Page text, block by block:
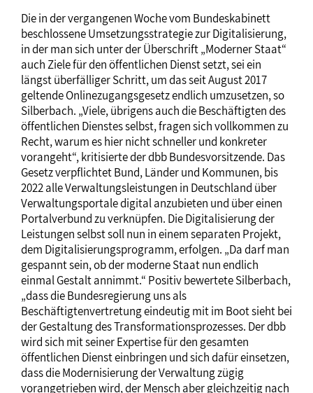
Die in der vergangenen Woche vom Bundeskabinett
beschlossene Umsetzungsstrategie zur Digitalisierung,
in der man sich unter der Überschrift „Moderner Staat“
auch Ziele für den öffentlichen Dienst setzt, sei ein
längst überfälliger Schritt, um das seit August 2017
geltende Onlinezugangsgesetz endlich umzusetzen, so
Silberbach. „Viele, übrigens auch die Beschäftigten des
öffentlichen Dienstes selbst, fragen sich vollkommen zu
Recht, warum es hier nicht schneller und konkreter
vorangeht“, kritisierte der dbb Bundesvorsitzende. Das
Gesetz verpflichtet Bund, Länder und Kommunen, bis
2022 alle Verwaltungsleistungen in Deutschland über
Verwaltungsportale digital anzubieten und über einen
Portalverbund zu verknüpfen. Die Digitalisierung der
Leistungen selbst soll nun in einem separaten Projekt,
dem Digitalisierungsprogramm, erfolgen. „Da darf man
gespannt sein, ob der moderne Staat nun endlich
einmal Gestalt annimmt.“ Positiv bewertete Silberbach,
„dass die Bundesregierung uns als
Beschäftigtenvertretung eindeutig mit im Boot sieht bei
der Gestaltung des Transformationsprozesses. Der dbb
wird sich mit seiner Expertise für den gesamten
öffentlichen Dienst einbringen und sich dafür einsetzen,
dass die Modernisierung der Verwaltung zügig
vorangetrieben wird, der Mensch aber gleichzeitig nach